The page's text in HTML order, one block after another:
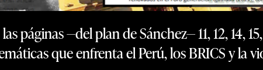
páginas —del plan de Sánchez— 11, 12, 14,
que enfrenta el Perú, los BRICS y la